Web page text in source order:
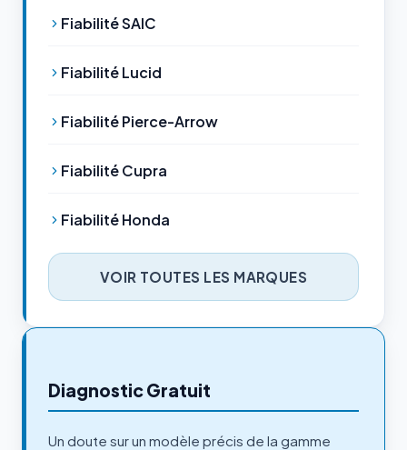
Fiabilité SAIC
Fiabilité Lucid
Fiabilité Pierce-Arrow
Fiabilité Cupra
Fiabilité Honda
VOIR TOUTES LES MARQUES
Diagnostic Gratuit
Un doute sur un modèle précis de la gamme